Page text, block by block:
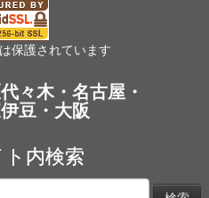
保護されています
々木・名古屋・
豆・大阪
ト内検索